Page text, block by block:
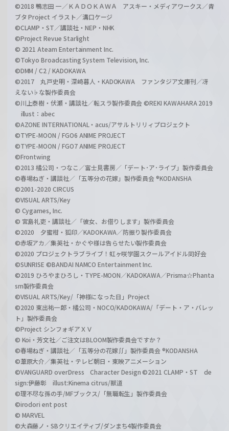
©2018 鴨志田 一／ＫＡＤＯＫＡＷＡ アスキー・メディアワークス／青
ブタ Project イラスト／溝口ケージ
©CLAMP・ST／講談社・NEP・NHK
©Project Revue Starlight
© 2021 Ateam Entertainment Inc.
©Tokyo Broadcasting System Television, Inc.
©DMM / C2 / KADOKAWA
©2017 丸戸史明・深崎暮人・KADOKAWA ファンタジア文庫刊／冴
えない♭な製作委員会
©川上泰樹・伏瀬・講談社／転スラ製作委員会 ©REKI KAWAHARA 2019
illust：abec
©AZONE INTERNATIONAL・acus/アサルトリリィプロジェクト
©TYPE-MOON / FGO6 ANIME PROJECT
©TYPE-MOON / FGO7 ANIME PROJECT
©Frontwing
©2013 橘公司・つなこ／富士見書房／「デート･ア･ライブ」製作委員会
©春場ねぎ・講談社／「五等分の花嫁」製作委員会 ®KODANSHA
©2001-2020 CIRCUS
©VISUAL ARTS/Key
© Cygames, Inc.
© 宮島礼吏・講談社／「彼女、お借りします」製作委員会
©2020 夕蜜柑・狐印／KADOKAWA／防振り製作委員会
©赤坂アカ／集英社・かぐや様は告らせたい製作委員会
©2020 プロジェクトラブライブ！虹ヶ咲学園スクールアイドル同好会
©SUNRISE ©BANDAI NAMCO Entertainment Inc.
©2019 ひろやまひろし・TYPE-MOON／KADOKAWA／Prisma☆Phanta
sm製作委員会
©VISUAL ARTS/Key/「神様になった日」Project
©2020 東出祐一郎・橘公司・NOCO/KADOKAWA/「デート・ア・バレッ
ト」製作委員会
©Project シンフォギアＸＶ
© Koi・芳文社／ご注文はBLOOM製作委員会ですか？
©春場ねぎ・講談社／「五等分の花嫁∬」製作委員会 ®KODANSHA
©葦原大介／集英社・テレビ朝日・東映アニメーション
©VANGUARD overDress Character Design ©2021 CLAMP・ST de
sign:伊藤彰 illust:Kinema citrus/獣道
©理不尽な孫の手/MFブックス/「無職転生」製作委員会
©irodori ent post
© MARVEL
©大森藤ノ・SBクリエイティブ/ダンまち4製作委員会